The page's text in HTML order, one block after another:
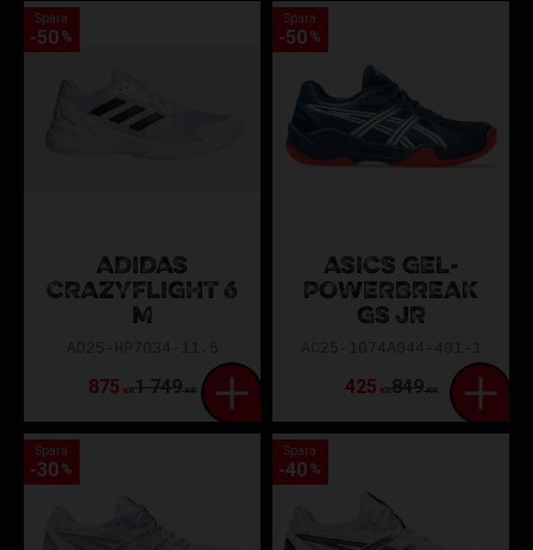
ADIDAS
CRAZYFLIGHT 6
M
875 KR1 749KR
Spara
50 %
ASICS GEL-
POWERBREAK
GS JR
425 KR849KR
Spara
50 %
Spara
30 %
Spara
40 %